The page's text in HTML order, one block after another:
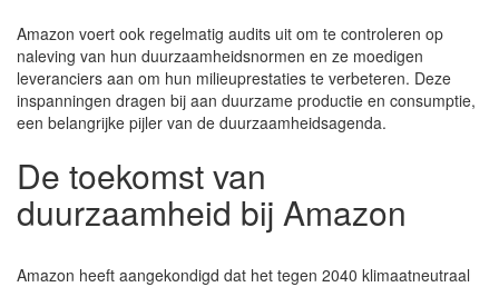
Amazon voert ook regelmatig audits uit om te controleren op
naleving van hun duurzaamheidsnormen en ze moedigen
leveranciers aan om hun milieuprestaties te verbeteren. Deze
inspanningen dragen bij aan duurzame productie en consumptie,
een belangrijke pijler van de duurzaamheidsagenda.
De toekomst van
duurzaamheid bij Amazon
Amazon heeft aangekondigd dat het tegen 2040 klimaatneutraal